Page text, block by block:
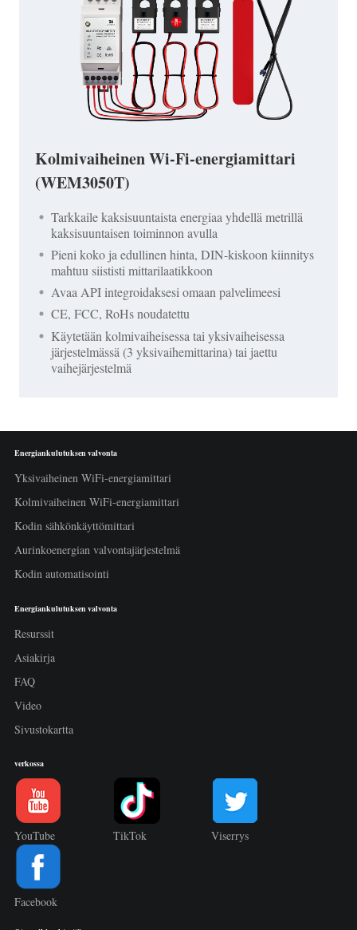
Kolmivaiheinen Wi-Fi-energiamittari
(WEM3050T)
Tarkkaile kaksisuuntaista energiaa yhdellä metrillä
kaksisuuntaisen toiminnon avulla
Pieni koko ja edullinen hinta, DIN-kiskoon kiinnitys
mahtuu siististi mittarilaatikkoon
Avaa API integroidaksesi omaan palvelimeesi
CE, FCC, RoHs noudatettu
Käytetään kolmivaiheisessa tai yksivaiheisessa
järjestelmässä (3 yksivaihemittarina) tai jaettu
vaihejärjestelmä
Energiankulutuksen valvonta
Yksivaiheinen WiFi-energiamittari
Kolmivaiheinen WiFi-energiamittari
Kodin sähkönkäyttömittari
Aurinkoenergian valvontajärjestelmä
Kodin automatisointi
Energiankulutuksen valvonta
Resurssit
Asiakirja
FAQ
Video
Sivustokartta
verkossa
YouTube TikTok Viserrys
Facebook